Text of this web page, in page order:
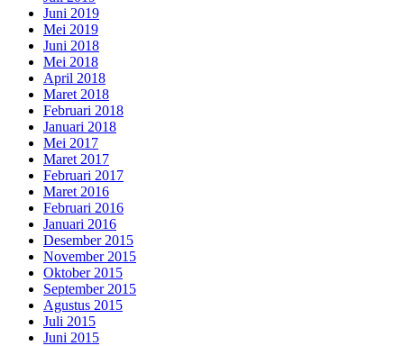
Juni 2019
Mei 2019
Juni 2018
Mei 2018
April 2018
Maret 2018
Februari 2018
Januari 2018
Mei 2017
Maret 2017
Februari 2017
Maret 2016
Februari 2016
Januari 2016
Desember 2015
November 2015
Oktober 2015
September 2015
Agustus 2015
Juli 2015
Juni 2015